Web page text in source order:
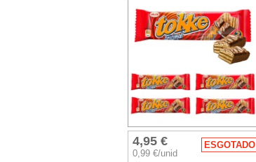
4,95 €
0,99 €/unid
ESGOTADO